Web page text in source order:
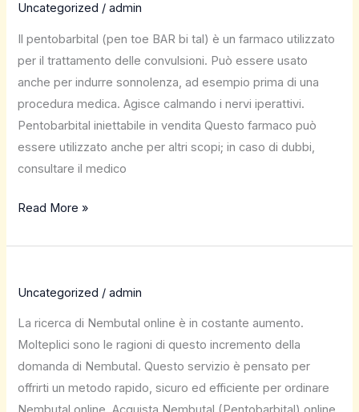
Uncategorized /admin
Il pentobarbital (pen toe BAR bi tal) è un farmaco utilizzato
per il trattamento delle convulsioni. Può essere usato
anche per indurre sonnolenza, ad esempio prima di una
procedura medica. Agisce calmando i nervi iperattivi.
Pentobarbital iniettabile in vendita Questo farmaco può
essere utilizzato anche per altri scopi; in caso di dubbi,
consultare il medico
Read More »
Uncategorized /admin
La ricerca di Nembutal online è in costante aumento.
Molteplici sono le ragioni di questo incremento della
domanda di Nembutal. Questo servizio è pensato per
offrirti un metodo rapido, sicuro ed efficiente per ordinare